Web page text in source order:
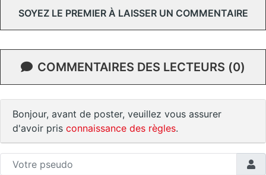
SOYEZ LE PREMIER À LAISSER UN COMMENTAIRE
COMMENTAIRES DES LECTEURS (0)
Bonjour, avant de poster, veuillez vous assurer
d'avoir pris connaissance des règles.